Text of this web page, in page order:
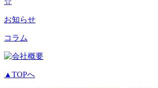
お知らせ
コラム
▲TOPへ